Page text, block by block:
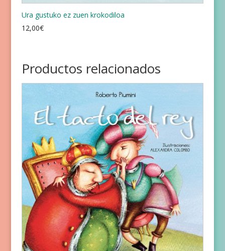
Ura gustuko ez zuen krokodiloa
12,00€
Productos relacionados